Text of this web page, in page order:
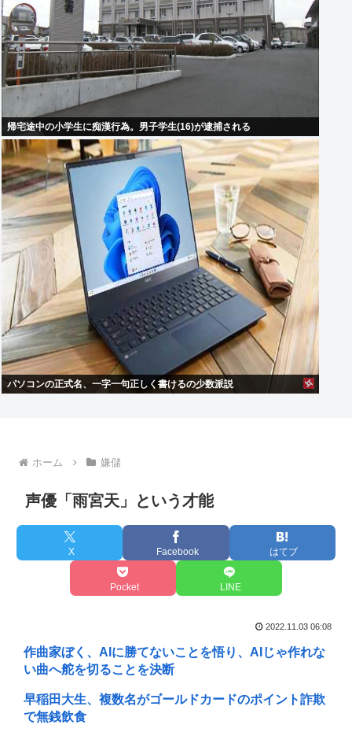
帰宅途中の小学生に痴漢行為。男子学生(16)が逮捕される
パソコンの正式名、一字一句正しく書けるの少数派説
ホーム 嫌儲
声優「雨宮天」という才能
X Facebook はてブ
Pocket LINE
2022.11.03 06:08
作曲家ぼく、AIに勝てないことを悟り、AIじゃ作れな
い曲へ舵を切ることを決断
早稲田大生、複数名がゴールドカードのポイント詐欺
で無銭飲食